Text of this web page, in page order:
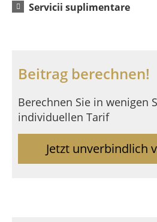
Servicii suplimentare
Beitrag berechnen!
Berechnen Sie in wenigen
individuellen Tarif
Jetzt unverbindlich